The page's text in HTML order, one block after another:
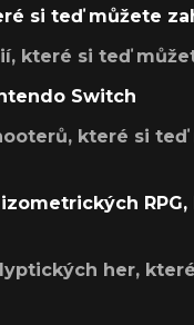
si teď můžete
které si teď
Switch
které si teď
RPG,
her,